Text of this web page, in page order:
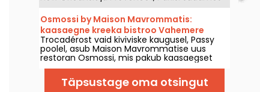
– Ooperist Eiffeli torni vahele. Iga asukoht,
oma terrassiga, pakub täieõiguslikku
peatuspaika, ilma pealinnast lahkumata.
Osmossi by Maison Mavrommatis:
kaasaegne kreeka bistroo Vahemere
maitsetega
Trocadérost vaid kiviviske kaugusel, Passy
poolel, asub Maison Mavrommatise uus
restoran Osmossi, mis pakub kaasaegset
kreeka kööki elegantses keskkonnas. Kui te
armastate Vahemere kööki, siis miks mitte
viia oma maitsemeeli reisile?
Täpsustage oma otsingut